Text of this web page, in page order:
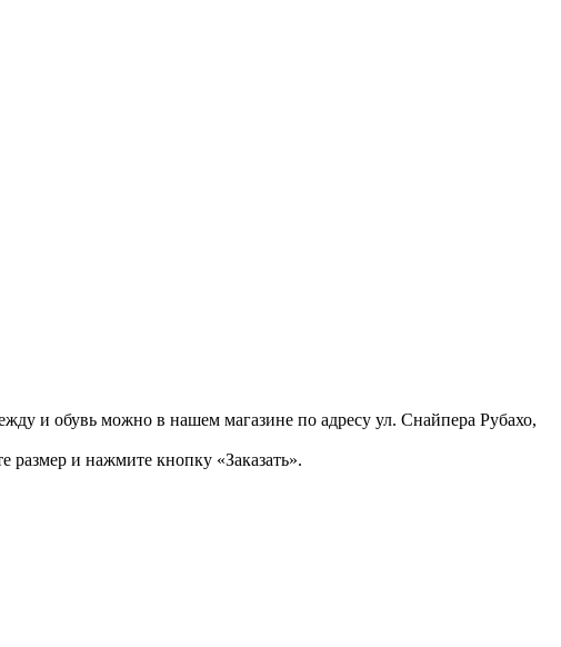
и обувь можно в нашем магазине по адресу ул. Снайпера Рубахо,
и нажмите кнопку «Заказать».